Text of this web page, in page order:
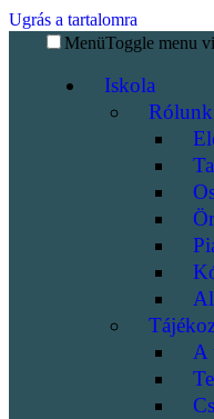
Ugrás a tartalomra
MenüToggle menu
Iskola
Rólunk
A